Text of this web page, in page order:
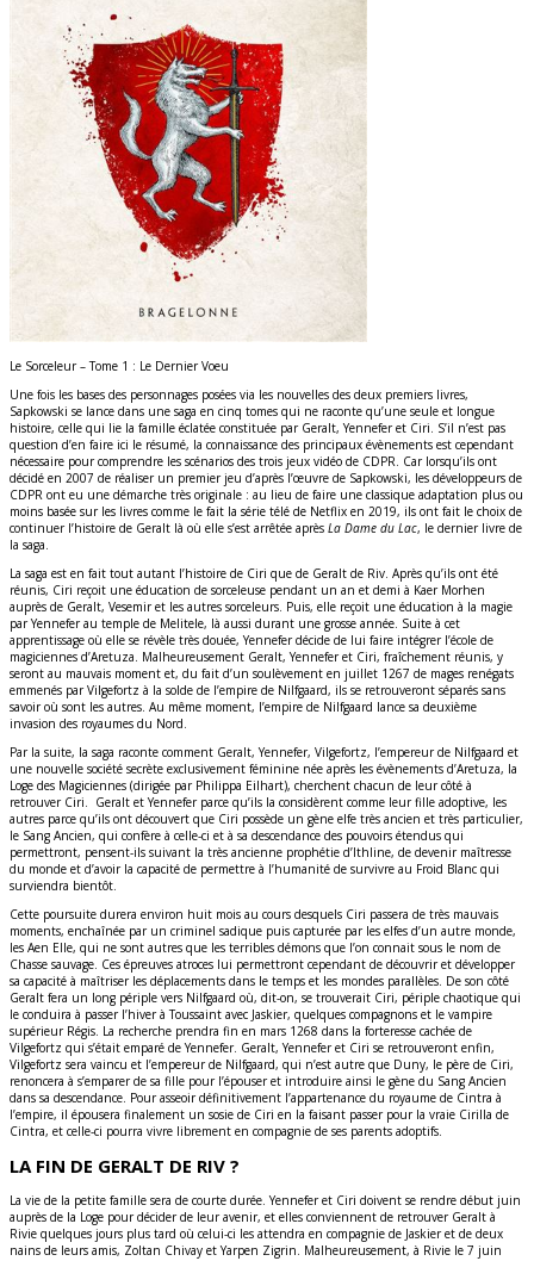
Le Sorceleur – Tome 1 : Le Dernier Voeu
Une fois les bases des personnages posées via les nouvelles des deux premiers livres,
Sapkowski se lance dans une saga en cinq tomes qui ne raconte qu’une seule et longue
histoire, celle qui lie la famille éclatée constituée par Geralt, Yennefer et Ciri. S’il n’est pas
question d’en faire ici le résumé, la connaissance des principaux évènements est cependant
nécessaire pour comprendre les scénarios des trois jeux vidéo de CDPR. Car lorsqu’ils ont
décidé en 2007 de réaliser un premier jeu d’après l’œuvre de Sapkowski, les développeurs de
CDPR ont eu une démarche très originale : au lieu de faire une classique adaptation plus ou
moins basée sur les livres comme le fait la série télé de Netflix en 2019, ils ont fait le choix de
continuer l’histoire de Geralt là où elle s’est arrêtée après La Dame du Lac, le dernier livre de
la saga.
La saga est en fait tout autant l’histoire de Ciri que de Geralt de Riv. Après qu’ils ont été
réunis, Ciri reçoit une éducation de sorceleuse pendant un an et demi à Kaer Morhen
auprès de Geralt, Vesemir et les autres sorceleurs. Puis, elle reçoit une éducation à la magie
par Yennefer au temple de Melitele, là aussi durant une grosse année. Suite à cet
apprentissage où elle se révèle très douée, Yennefer décide de lui faire intégrer l’école de
magiciennes d’Aretuza. Malheureusement Geralt, Yennefer et Ciri, fraîchement réunis, y
seront au mauvais moment et, du fait d’un soulèvement en juillet 1267 de mages renégats
emmenés par Vilgefortz à la solde de l’empire de Nilfgaard, ils se retrouveront séparés sans
savoir où sont les autres. Au même moment, l’empire de Nilfgaard lance sa deuxième
invasion des royaumes du Nord.
Par la suite, la saga raconte comment Geralt, Yennefer, Vilgefortz, l’empereur de Nilfgaard et
une nouvelle société secrète exclusivement féminine née après les évènements d’Aretuza, la
Loge des Magiciennes (dirigée par Philippa Eilhart), cherchent chacun de leur côté à
retrouver Ciri. Geralt et Yennefer parce qu’ils la considèrent comme leur fille adoptive, les
autres parce qu’ils ont découvert que Ciri possède un gène elfe très ancien et très particulier,
le Sang Ancien, qui confère à celle-ci et à sa descendance des pouvoirs étendus qui
permettront, pensent-ils suivant la très ancienne prophétie d’Ithline, de devenir maîtresse
du monde et d’avoir la capacité de permettre à l’humanité de survivre au Froid Blanc qui
surviendra bientôt.
Cette poursuite durera environ huit mois au cours desquels Ciri passera de très mauvais
moments, enchaînée par un criminel sadique puis capturée par les elfes d’un autre monde,
les Aen Elle, qui ne sont autres que les terribles démons que l’on connait sous le nom de
Chasse sauvage. Ces épreuves atroces lui permettront cependant de découvrir et développer
sa capacité à maîtriser les déplacements dans le temps et les mondes parallèles. De son côté
Geralt fera un long périple vers Nilfgaard où, dit-on, se trouverait Ciri, périple chaotique qui
le conduira à passer l’hiver à Toussaint avec Jaskier, quelques compagnons et le vampire
supérieur Régis. La recherche prendra fin en mars 1268 dans la forteresse cachée de
Vilgefortz qui s’était emparé de Yennefer. Geralt, Yennefer et Ciri se retrouveront enfin,
Vilgefortz sera vaincu et l’empereur de Nilfgaard, qui n’est autre que Duny, le père de Ciri,
renoncera à s’emparer de sa fille pour l’épouser et introduire ainsi le gène du Sang Ancien
dans sa descendance. Pour asseoir définitivement l’appartenance du royaume de Cintra à
l’empire, il épousera finalement un sosie de Ciri en la faisant passer pour la vraie Cirilla de
Cintra, et celle-ci pourra vivre librement en compagnie de ses parents adoptifs.
LA FIN DE GERALT DE RIV ?
La vie de la petite famille sera de courte durée. Yennefer et Ciri doivent se rendre début juin
auprès de la Loge pour décider de leur avenir, et elles conviennent de retrouver Geralt à
Rivie quelques jours plus tard où celui-ci les attendra en compagnie de Jaskier et de deux
nains de leurs amis, Zoltan Chivay et Yarpen Zigrin. Malheureusement, à Rivie le 7 juin